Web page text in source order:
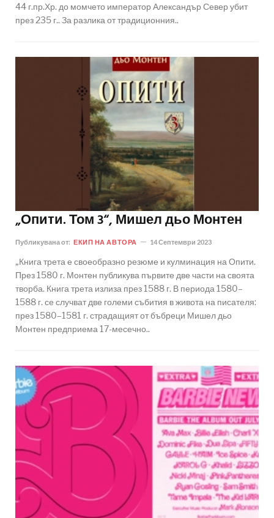
44 г.пр.Хр. до момчето император Александър Север убит
през 235 г.. За разлика от традиционния..
„Опити. Том 3“, Мишел дьо Монтен
Публикувана от: ЕКИП НА АВТОРА 14 Септември 2023
„Книга трета е своеобразно резюме и кулминация на Опити.
През 1580 г. Монтен публикува първите две части на своята
творба. Книга трета излиза през 1588 г. В периода 1580–
1588 г. се случват две големи събития в живота на писателя:
през 1580–1581 г. страдащият от бъбреци Мишел дьо
Монтен предприема 17-месечно..